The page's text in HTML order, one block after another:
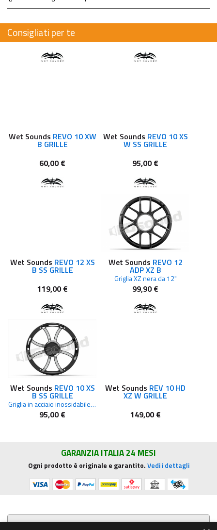
Consigliati per te
Wet Sounds REVO 10 XW
B GRILLE
60,00 €
Wet Sounds REVO 10 XS
W SS GRILLE
95,00 €
Wet Sounds REVO 12 XS
B SS GRILLE
119,00 €
Wet Sounds REVO 12
ADP XZ B
Griglia XZ nera da 12"
99,90 €
Wet Sounds REVO 10 XS
B SS GRILLE
Griglia in acciaio inossidabile per subwoofer REVO da 10” Nero
95,00 €
Wet Sounds REV 10 HD
XZ W GRILLE
149,00 €
GARANZIA ITALIA 24 MESI
Ogni prodotto è originale e garantito.Vedi i dettagli
Presentazione aziendale